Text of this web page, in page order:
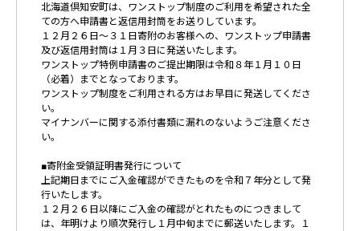
北海道倶知安町は、ワンストップ制度のご利用を希望された全
ての方へ申請書と返信用封筒をお送りしています。
１２月２６日～３１日寄附のお客様への、ワンストップ申請書
及び返信用封筒は１月３日に発送いたします。
ワンストップ特例申請書のご提出期限は令和８年１月１０日
（必着）までとなっております。
ワンストップ制度をご利用される方はお早目に発送してくださ
い。
マイナンバーに関する添付書類に漏れのないようご注意くださ
い。
■寄附金受領証明書発行について
上記期日までにご入金確認ができたものを令和７年分として発
行いたします。
１２月２６日以降にご入金の確認がとれたものにつきまして
は、年明けより順次発行し１月中旬までに郵送いたします。１